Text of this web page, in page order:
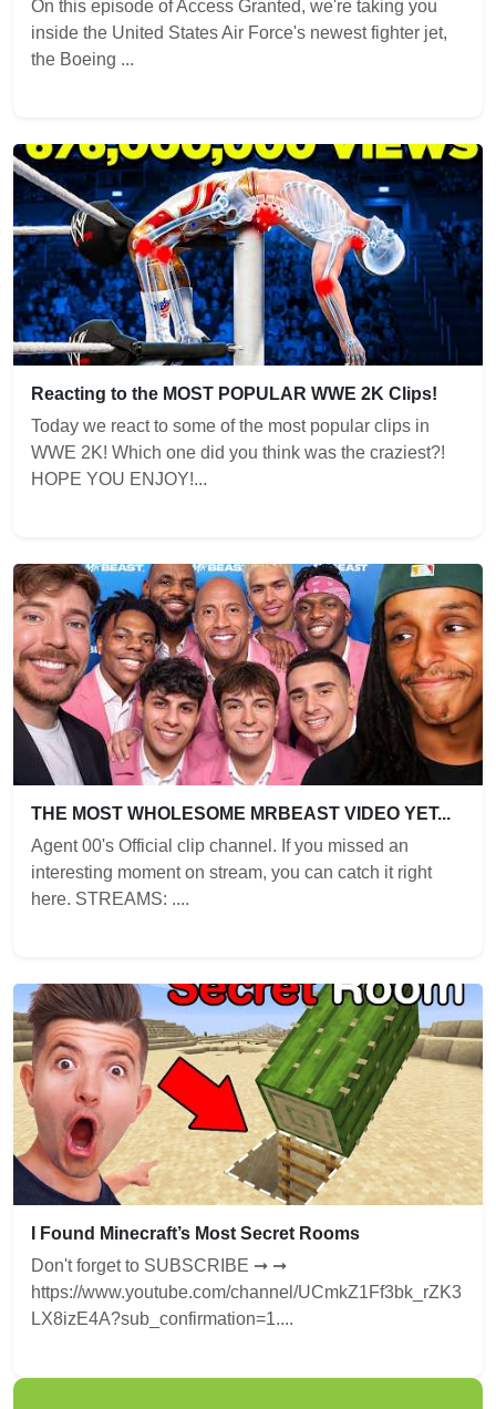
On this episode of Access Granted, we're taking you
inside the United States Air Force's newest fighter jet,
the Boeing ...
Reacting to the MOST POPULAR WWE 2K Clips!
Today we react to some of the most popular clips in
WWE 2K! Which one did you think was the craziest?!
HOPE YOU ENJOY!...
THE MOST WHOLESOME MRBEAST VIDEO YET...
Agent 00's Official clip channel. If you missed an
interesting moment on stream, you can catch it right
here. STREAMS: ....
I Found Minecraft’s Most Secret Rooms
Don't forget to SUBSCRIBE ➞ ➞
https://www.youtube.com/channel/UCmkZ1Ff3bk_rZK3
LX8izE4A?sub_confirmation=1....